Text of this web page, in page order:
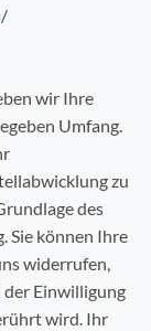
wir Ihre
Umfang.
zu
des
Sie können Ihre
widerrufen,
der Einwilligung
wird. Ihr